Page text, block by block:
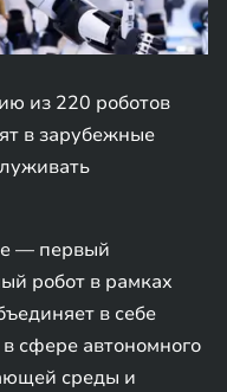
из 220 роботов
в зарубежные
— первый
робот в рамках
в себе
сфере автономного
среды и